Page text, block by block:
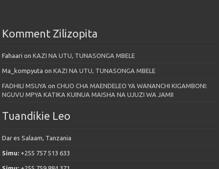
Komment Zilizopita
Fahaari onKAZI NA UTU, TUNASONGA MBELE
Ma_kompyuta onKAZI NA UTU, TUNASONGA MBELE
FADHILI MSUYA onCHUO CHA MAENDELEO YA WANANCHI KIGAMBONI:
NGUVU MPYA KATIKA KUINUA MAISHA NA UJUZI WA JAMII
Tuandikie Leo
Dar es Salaam, Tanzania
Simu: +255 757 513 633